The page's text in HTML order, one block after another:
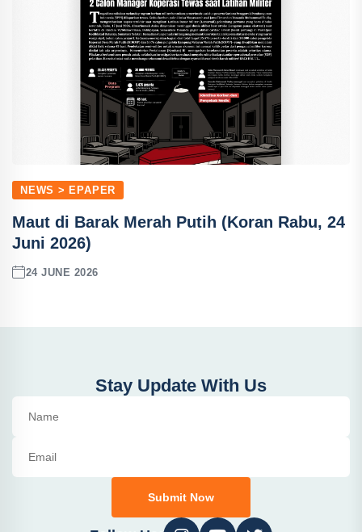
NEWS > EPAPER
Maut di Barak Merah Putih (Koran Rabu, 24
Juni 2026)
24 JUNE 2026
Stay Update With Us
Submit Now